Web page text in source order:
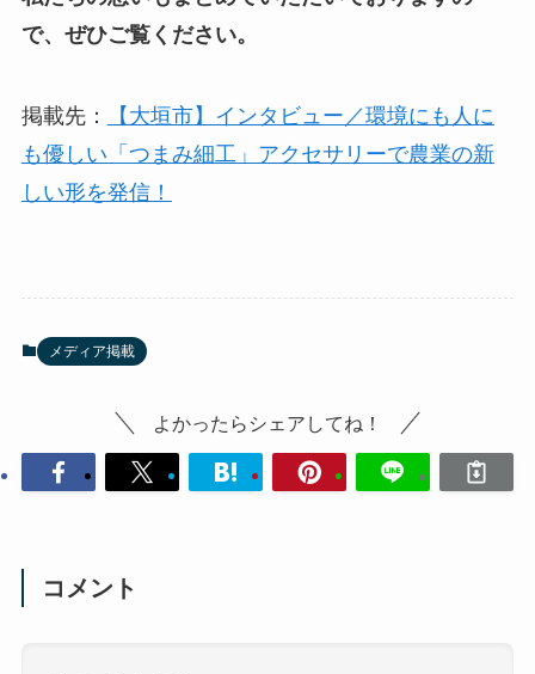
で、ぜひご覧ください。
掲載先：
【大垣市】インタビュー／環境にも人に
も優しい「つまみ細工」アクセサリーで農業の新
しい形を発信！
メディア掲載
よかったらシェアしてね！
コメント